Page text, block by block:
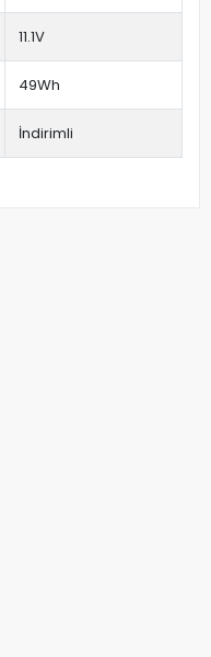
11.1V
49Wh
İndirimli